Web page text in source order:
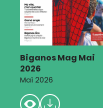
Biganos Mag Mai
2026
Mai 2026